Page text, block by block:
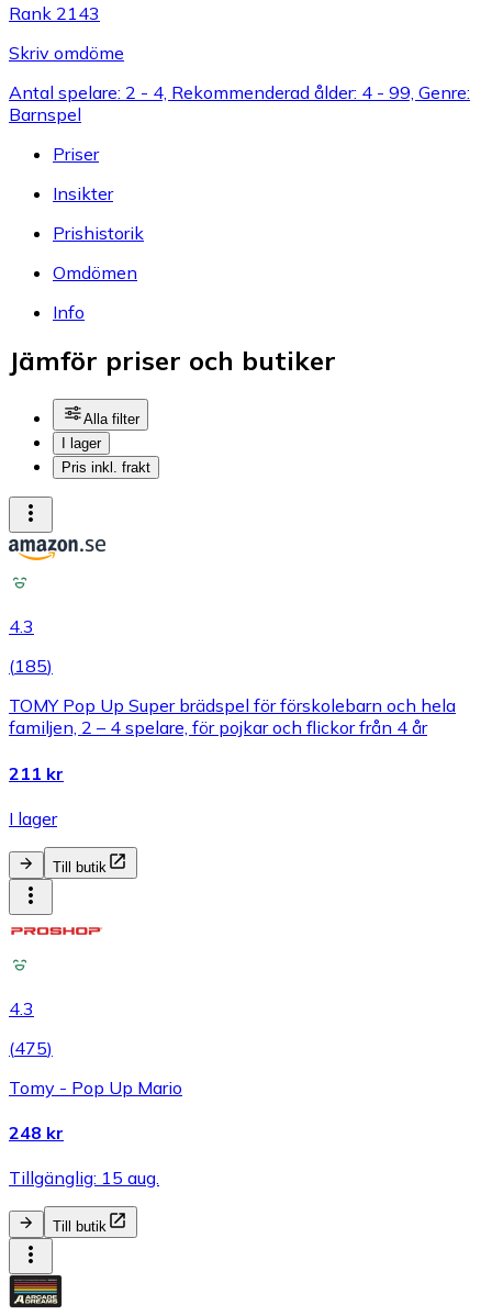
Rank 2143
Skriv omdöme
Antal spelare: 2 - 4, Rekommenderad ålder: 4 - 99, Genre:
Barnspel
Priser
Insikter
Prishistorik
Omdömen
Info
Jämför priser och butiker
Alla filter
I lager
Pris inkl. frakt
4.3
(185)
TOMY Pop Up Super brädspel för förskolebarn och hela
familjen, 2 – 4 spelare, för pojkar och flickor från 4 år
211 kr
I lager
Till butik
4.3
(475)
Tomy - Pop Up Mario
248 kr
Tillgänglig: 15 aug.
Till butik